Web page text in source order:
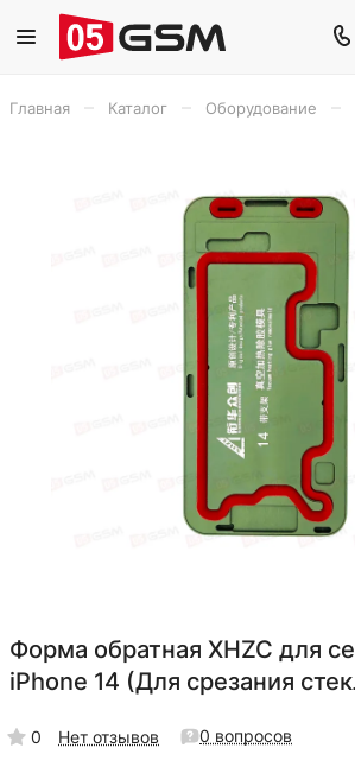
Главная Каталог Оборудование
Форма обратная XHZC для
iPhone 14 (Для срезания
0 Нет отзывов 0 вопросов